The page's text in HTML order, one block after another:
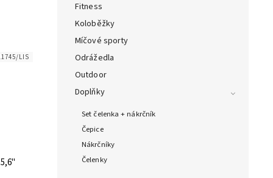
Fitness
Koloběžky
Míčové sporty
Odrážedla
Outdoor
Doplňky
Set čelenka + nákrčník
Čepice
Nákrčníky
Čelenky
LIS